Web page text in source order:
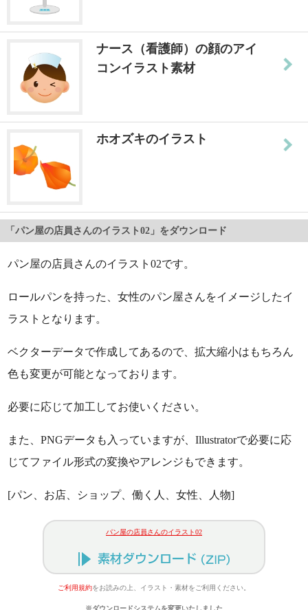
ナース（看護師）の顔のアイ
コンイラスト素材
ホオズキのイラスト
「パン屋の店員さんのイラスト02」をダウンロード
パン屋の店員さんのイラスト02です。
ロールパンを持った、女性のパン屋さんをイメージしたイ
ラストとなります。
ベクターデータで作成してあるので、拡大縮小はもちろん
色も変更が可能となっております。
必要に応じて加工してお使いください。
また、PNGデータも入っていますが、Illustratorで必要に応
じてファイル形式の変換やアレンジもできます。
[パン、お店、ショップ、働く人、女性、人物]
パン屋の店員さんのイラスト02
ご利用規約をお読みの上、イラスト・素材をご利用ください。
※ダウンロードシステムを変更いたしました